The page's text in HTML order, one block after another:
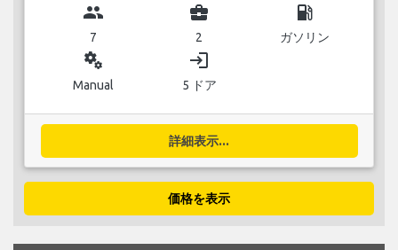
group
7
business_center
2
local_gas_station
ガソリン
miscellaneous_services
Manual
login
5 ドア
詳細表示...
価格を表示